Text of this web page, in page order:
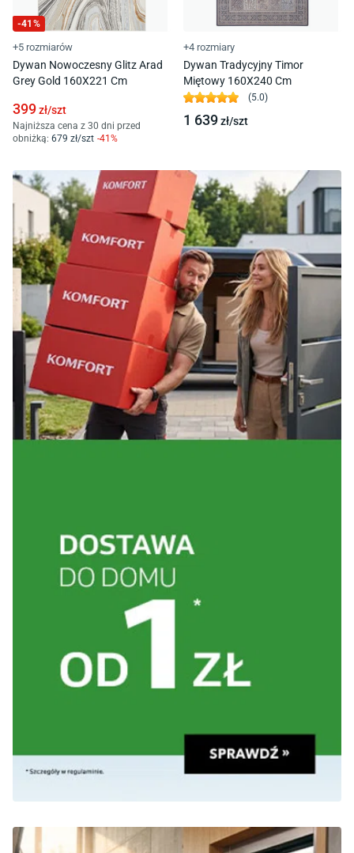
-41 %
+5 rozmiarów
Dywan Nowoczesny Glitz Arad
Grey Gold 160X221 Cm
399zł/szt
Najniższa cena z 30 dni przed
obniżką: 679 zł/szt -41%
+4 rozmiary
Dywan Tradycyjny Timor
Miętowy 160X240 Cm
(5.0)
1 639zł/szt